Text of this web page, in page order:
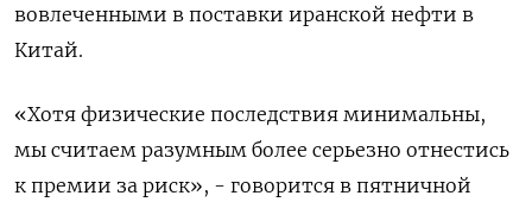
вовлеченными в поставки иранской нефти в
Китай.
«Хотя физические последствия минимальны,
мы считаем разумным более серьезно отнестись
к премии за риск», - говорится в пятничной